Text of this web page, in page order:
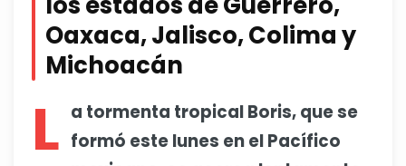
Oaxaca, Jalisco, Colima y
Michoacán
L a tormenta tropical Boris, que se
formó este lunes en el Pacífico